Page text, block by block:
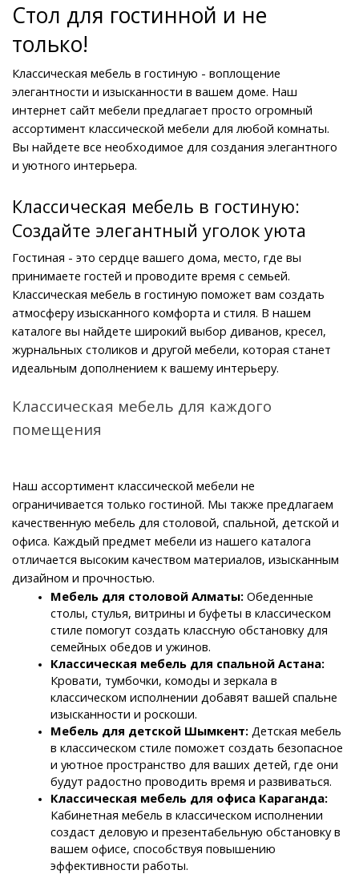
Стол для гостинной и не
только!
Классическая мебель в гостиную - воплощение
элегантности и изысканности в вашем доме. Наш
интернет сайт мебели предлагает просто огромный
ассортимент классической мебели для любой комнаты.
Вы найдете все необходимое для создания элегантного
и уютного интерьера.
Классическая мебель в гостиную:
Создайте элегантный уголок уюта
Гостиная - это сердце вашего дома, место, где вы
принимаете гостей и проводите время с семьей.
Классическая мебель в гостиную поможет вам создать
атмосферу изысканного комфорта и стиля. В нашем
каталоге вы найдете широкий выбор диванов, кресел,
журнальных столиков и другой мебели, которая станет
идеальным дополнением к вашему интерьеру.
Классическая мебель для каждого
помещения
Наш ассортимент классической мебели не
ограничивается только гостиной. Мы также предлагаем
качественную мебель для столовой, спальной, детской и
офиса. Каждый предмет мебели из нашего каталога
отличается высоким качеством материалов, изысканным
дизайном и прочностью.
Мебель для столовой Алматы: Обеденные
столы, стулья, витрины и буфеты в классическом
стиле помогут создать классную обстановку для
семейных обедов и ужинов.
Кровати, тумбочки, комоды и зеркала в
классическом исполнении добавят вашей спальне
изысканности и роскоши.
Мебель для детской Шымкент: Детская мебель
в классическом стиле поможет создать безопасное
и уютное пространство для ваших детей, где они
будут радостно проводить время и развиваться.
Кабинетная мебель в классическом исполнении
создаст деловую и презентабельную обстановку в
вашем офисе, способствуя повышению
эффективности работы.